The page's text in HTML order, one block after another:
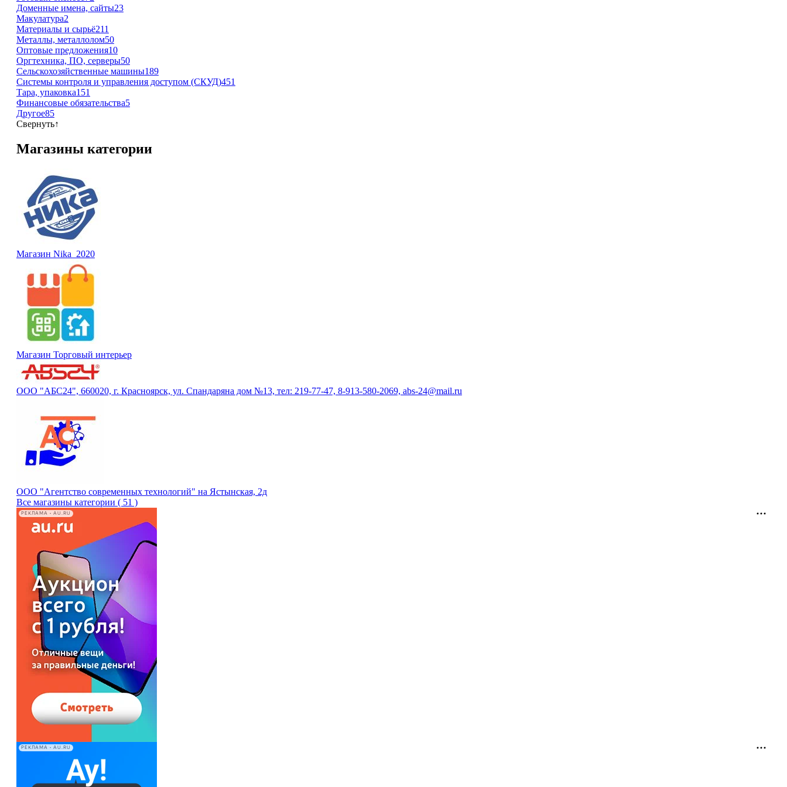
Доменные имена, сайты23
Макулатура2
Материалы и сырьё211
Металлы, металлолом50
Оптовые предложения10
Оргтехника, ПО, серверы50
Сельскохозяйственные машины189
Cистемы контроля и управления доступом (СКУД)451
Тара, упаковка151
Финансовые обязательства5
Другое85
Свернуть↑
Магазины категории
Магазин Nika_2020
Магазин Торговый интерьер
ООО "АБС24", 660020, г. Красноярск, ул. Спандаряна дом №13, тел: 219-77-47, 8-913-580-2069, abs-24@mail.ru
ООО "Агентство современных технологий" на Ястынская, 2д
Все магазины категории ( 51 )
РЕКЛАМА • AU.RU
РЕКЛАМА • AU.RU